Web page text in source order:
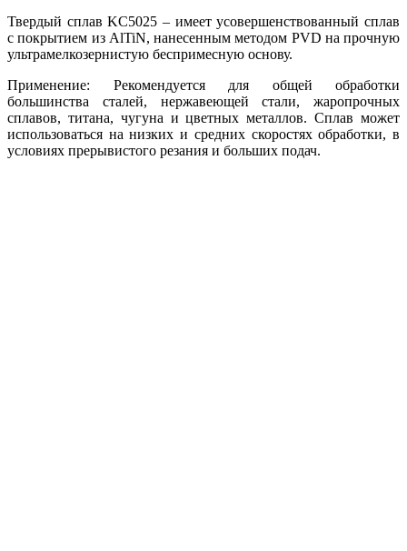
Твердый сплав KC5025 – имеет усовершенствованный сплав
с покрытием из AlTiN, нанесенным методом PVD на прочную
ультрамелкозернистую беспримесную основу.
Применение: Рекомендуется для общей обработки
большинства сталей, нержавеющей стали, жаропрочных
сплавов, титана, чугуна и цветных металлов. Сплав может
использоваться на низких и средних скоростях обработки, в
условиях прерывистого резания и больших подач.